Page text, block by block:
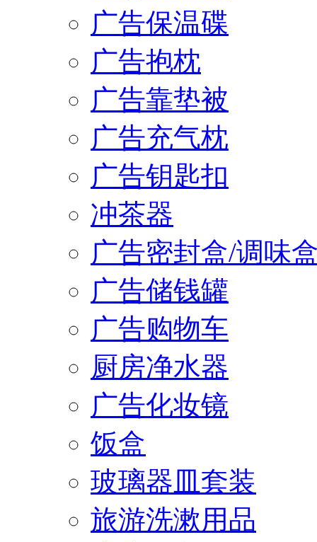
广告保温碟
广告抱枕
广告靠垫被
广告充气枕
广告钥匙扣
冲茶器
广告密封盒/调味
广告储钱罐
广告购物车
厨房净水器
广告化妆镜
饭盒
玻璃器皿套装
旅游洗漱用品